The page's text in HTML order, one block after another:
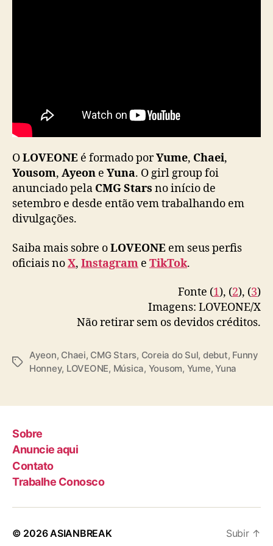
OLOVEONE é formado porYume, Chaei,
Yousom, Ayeon e Yuna. O girl group foi
anunciado pela CMG Stars no início de
setembro e desde então vem trabalhando em
divulgações.
Saiba mais sobre oLOVEONE em seus perfis
oficiais noX, Instagram e TikTok.
Fonte (1), (2), (3)
Imagens: LOVEONE/X
Não retirar sem os devidos créditos.
T
Ayeon, Chaei, CMG Stars, Coreia do Sul, debut, Funny
Honney, LOVEONE, Música, Yousom, Yume,Yuna
Sobre
Anuncie aqui
Contato
Trabalhe Conosco
© 2026ASIANBREAK Subir ↑